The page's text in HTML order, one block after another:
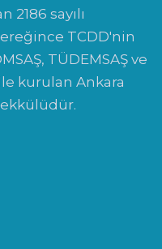
2186 sayılı
TCDD'nin
TÜDEMSAŞ ve
kurulan Ankara